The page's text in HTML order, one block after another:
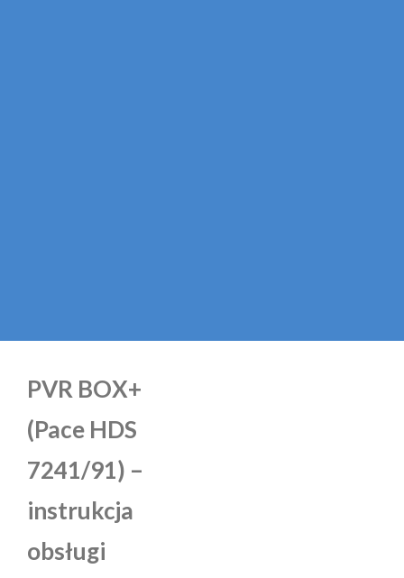
PVR BOX+
(Pace HDS
7241/91) –
instrukcja
obsługi